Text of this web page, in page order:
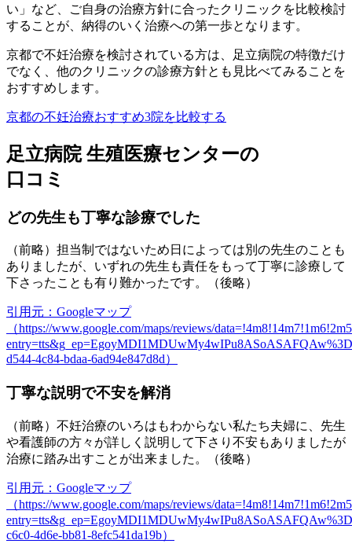
い」など、ご自身の治療方針に合ったクリニックを比較検討
することが、納得のいく治療への第一歩となります。
京都で不妊治療を検討されている方は、足立病院の特徴だけ
でなく、他のクリニックの診療方針とも見比べてみることを
おすすめします。
京都の不妊治療おすすめ3院を比較する
足立病院 生殖医療センターの
口コミ
どの先生も丁寧な診療でした
（前略）担当制ではないため日によっては別の先生のことも
ありましたが、いずれの先生も責任をもって丁寧に診療して
下さったことも有り難かったです。（後略）
引用元：Googleマップ
（https://www.google.com/maps/reviews/
d544-4c84-bdaa-6ad94e847d8d）
丁寧な説明で不安を解消
（前略）不妊治療のいろはもわからない私たち夫婦に、先生
や看護師の方々が詳しく説明して下さり不安もありましたが
治療に踏み出すことが出来ました。（後略）
引用元：Googleマップ
（https://www.google.com/maps/reviews/
c6c0-4d6e-bb81-8efc541da19b）